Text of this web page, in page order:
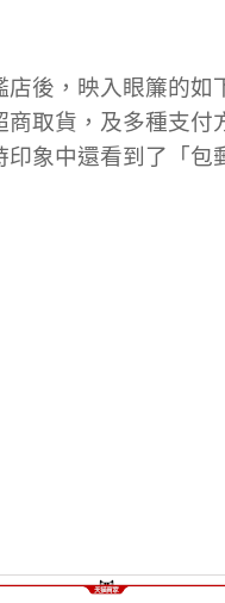
店後，映入眼簾的如
商取貨，及多種支
象中還看到了「包